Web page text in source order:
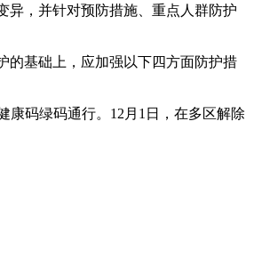
异，并针对预防措施、重点人群防护
的基础上，应加强以下四方面防护措
康码绿码通行。12月1日，在多区解除